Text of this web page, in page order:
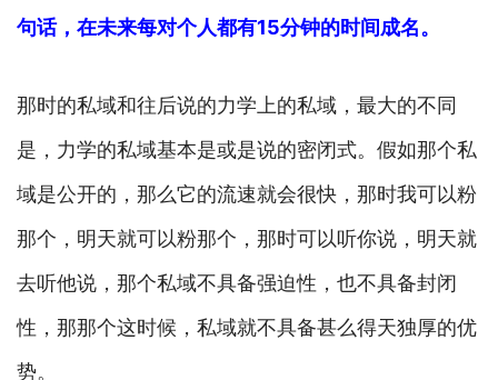
句话，在未来每对个人都有15分钟的时间成名。
那时的私域和往后说的力学上的私域，最大的不同
是，力学的私域基本是或是说的密闭式。假如那个私
域是公开的，那么它的流速就会很快，那时我可以粉
那个，明天就可以粉那个，那时可以听你说，明天就
去听他说，那个私域不具备强迫性，也不具备封闭
性，那那个这时候，私域就不具备甚么得天独厚的优
势。